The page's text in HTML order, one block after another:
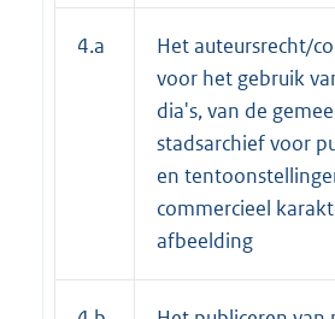
4.a
Het auteursrecht/
voor het gebruik
dia's, van de
stadsarchief voor
en
commercieel
afbeelding